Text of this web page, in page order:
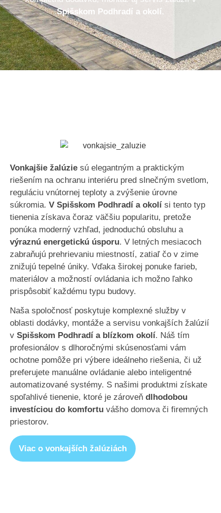
Spišskom Podhradí a okolí.
Vonkajšie žalúzie sú elegantným a praktickým
riešením na ochranu interiéru pred slnečným svetlom,
reguláciu vnútornej teploty a zvýšenie úrovne
súkromia. V Spišskom Podhradí a okolí si tento typ
tienenia získava čoraz väčšiu popularitu, pretože
ponúka moderný vzhľad, jednoduchú obsluhu a
výraznú energetickú úsporu. V letných mesiacoch
zabraňujú prehrievaniu miestností, zatiaľ čo v zime
znižujú tepelné úniky. Vďaka širokej ponuke farieb,
materiálov a možností ovládania ich možno ľahko
prispôsobiť každému typu budovy.
Naša spoločnosť poskytuje komplexné služby v
oblasti dodávky, montáže a servisu vonkajších žalúzií
v Spišskom Podhradí a blízkom okolí. Náš tím
profesionálov s dlhoročnými skúsenosťami vám
ochotne pomôže pri výbere ideálneho riešenia, či už
preferujete manuálne ovládanie alebo inteligentné
automatizované systémy. S našimi produktmi získate
spoľahlivé tienenie, ktoré je zároveň dlhodobou
investíciou do komfortu vášho domova či firemných
priestorov.
Viac o vonkajších žalúziách